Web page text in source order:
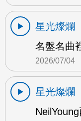
星光燦爛
名盤名曲
2026/07/04
星光燦爛